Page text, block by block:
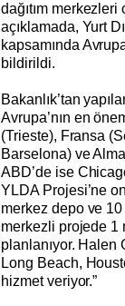
dağıtım merkezleri
açıklamada, Yurt
kapsamında
bildirildi.
Bakanlık’tan
Avrupa’nın en
(Trieste), Fransa
Barselona) ve
ABD’de ise
YLDA Projesi’ne
merkez depo ve
merkezli projede 1
planlanıyor.
Long Beach,
hizmet veriyor.”